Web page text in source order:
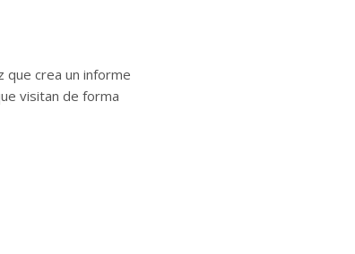
que crea un informe
visitan de forma